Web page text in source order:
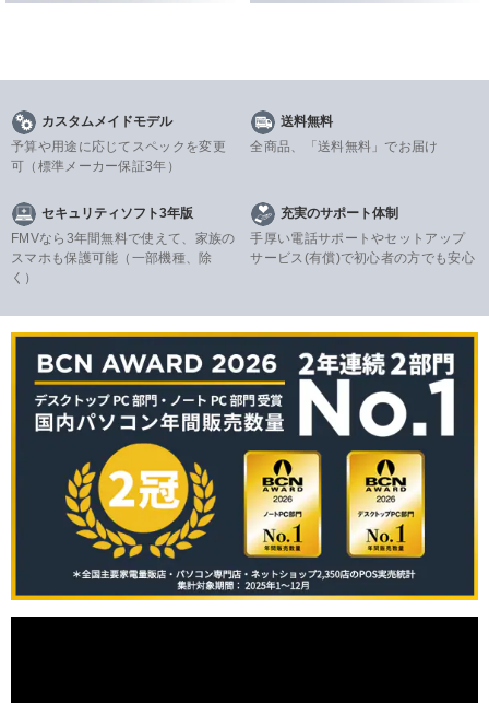
カスタムメイドモデル
予算や用途に応じてスペックを変更
可 （標準メーカー保証3年）
送料無料
全商品、「送料無料」でお届け
セキュリティソフト3年版
FMVなら3年間無料で使えて、家族の
スマホも保護可能（一部機種、除
く）
充実のサポート体制
手厚い電話サポートやセットアップ
サービス(有償)で初心者の方でも安心